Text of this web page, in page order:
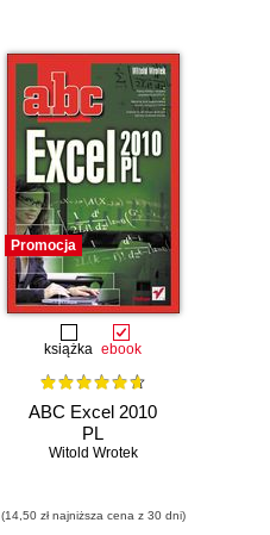
Promocja
książka ebook
ABC Excel 2010
PL
Witold Wrotek
(14,50 zł najniższa cena z 30 dni)